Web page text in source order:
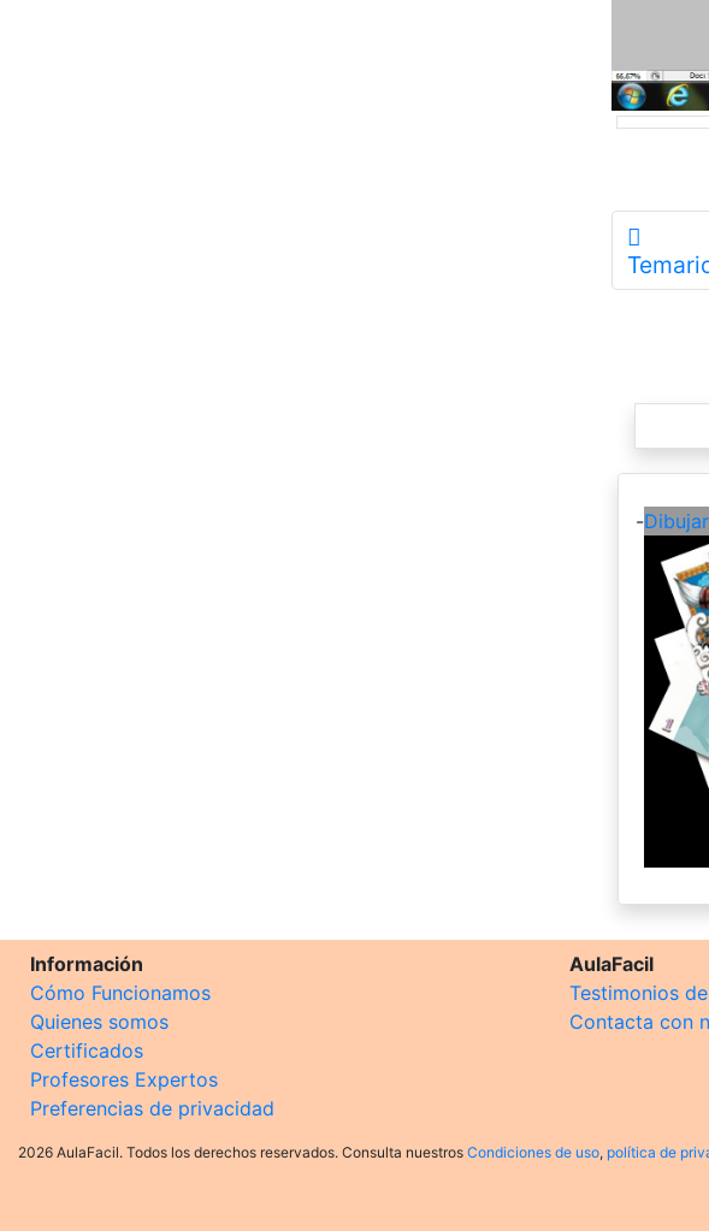
-
Información
Cómo Funcionamos
Quienes somos
Certificados
Profesores Expertos
Preferencias de privacidad
AulaFacil
Testimonios
Contacta con
2026 AulaFacil. Todos los derechos reservados. Consulta nuestros Condiciones de uso, política de